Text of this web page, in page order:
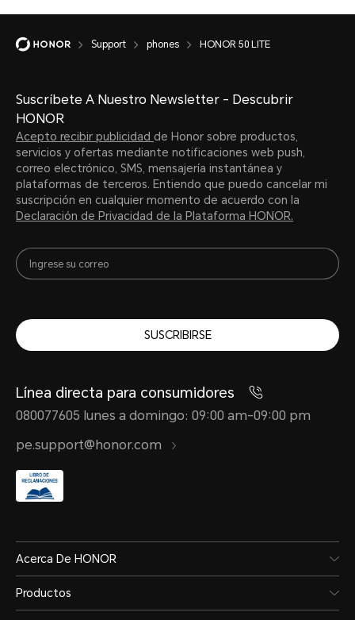
Support phones HONOR 50 LITE
Suscríbete A Nuestro Newsletter - Descubrir
HONOR
Acepto recibir publicidad de Honor sobre productos,
servicios y ofertas mediante notificaciones web push,
correo electrónico, SMS, mensajería instantánea y
plataformas de terceros. Entiendo que puedo cancelar mi
suscripción en cualquier momento de acuerdo con la
Declaración de Privacidad de la Plataforma HONOR.
SUSCRIBIRSE
Línea directa para consumidores
080077605 lunes a domingo: 09:00 am-09:00 pm
pe.support@honor.com
Acerca De HONOR
Productos